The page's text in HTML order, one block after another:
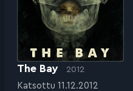
The Bay 2012
Katsottu 11.12.2012